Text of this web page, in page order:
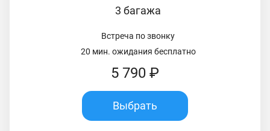
3 багажа
Встреча по звонку
20 мин. ожидания бесплатно
5 790 ₽
Выбрать